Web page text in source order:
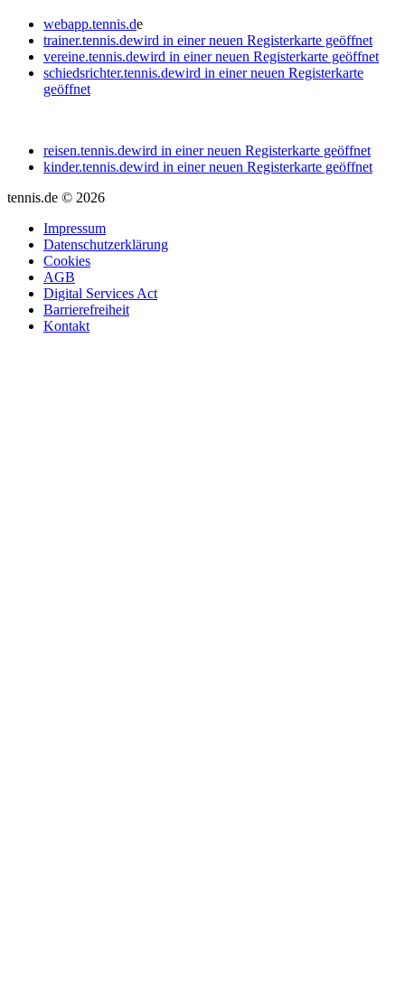
webapp.tennis.de
trainer.tennis.dewird in einer neuen Registerkarte geöffnet
vereine.tennis.dewird in einer neuen Registerkarte geöffnet
schiedsrichter.tennis.dewird in einer neuen Registerkarte
geöffnet
reisen.tennis.dewird in einer neuen Registerkarte geöffnet
kinder.tennis.dewird in einer neuen Registerkarte geöffnet
tennis.de © 2026
Impressum
Datenschutzerklärung
Cookies
AGB
Digital Services Act
Barrierefreiheit
Kontakt